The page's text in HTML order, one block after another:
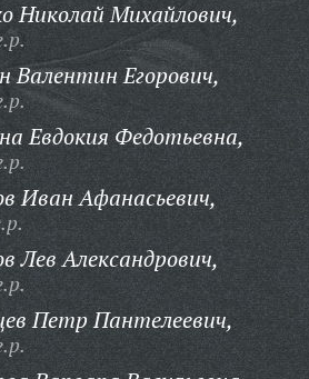
Николай Михайлович,
Валентин Егорович,
Евдокия Федотьевна,
Иван Афанасьевич,
Лев Александрович,
Петр Пантелеевич,